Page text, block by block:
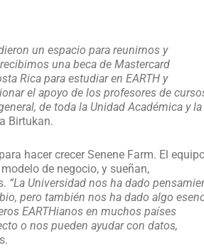
un espacio para reunirnos y
una beca de Mastercard
Rica para estudiar en EARTH y
el apoyo de los profesores de
de toda la Unidad Académica y la
Birtukan.
hacer crecer Senene Farm. El
de negocio, y sueñan,
“La Universidad nos ha dado
pero también nos ha dado algo
EARTHianos en muchos países
o nos pueden ayudar con datos,